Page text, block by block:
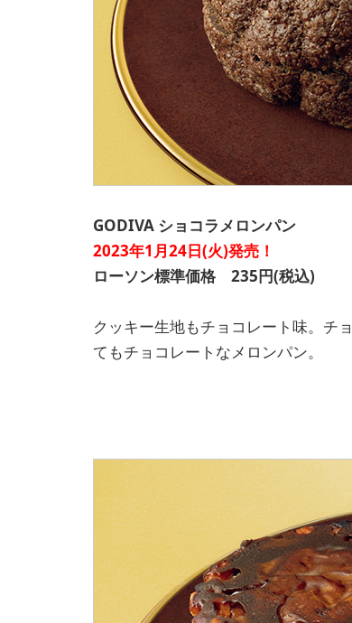
GODIVA ショコラメロンパン
2023年1月24日(火)発売！
ローソン標準価格 235円(税込)
クッキー生地もチョコレート味。チ
てもチョコレートなメロンパン。